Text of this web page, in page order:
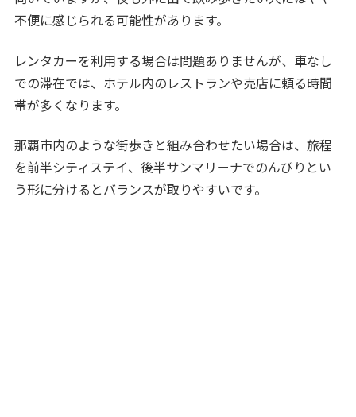
不便に感じられる可能性があります。
レンタカーを利用する場合は問題ありませんが、車なし
での滞在では、ホテル内のレストランや売店に頼る時間
帯が多くなります。
那覇市内のような街歩きと組み合わせたい場合は、旅程
を前半シティステイ、後半サンマリーナでのんびりとい
う形に分けるとバランスが取りやすいです。